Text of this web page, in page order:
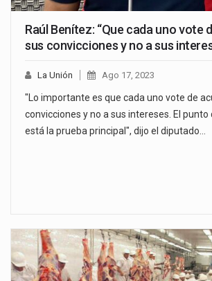
Raúl Benítez: “Que cada uno vote
sus convicciones y no a sus
La Unión Ago 17, 2023
"Lo importante es que cada uno vote de
convicciones y no a sus intereses. El punto
está la prueba principal", dijo el diputado…